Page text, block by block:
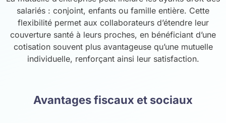
salariés : conjoint, enfants ou famille entière. Cette
flexibilité permet aux collaborateurs d’étendre leur
couverture santé à leurs proches, en bénéficiant d’une
cotisation souvent plus avantageuse qu’une mutuelle
individuelle, renforçant ainsi leur satisfaction.
Avantages fiscaux et sociaux